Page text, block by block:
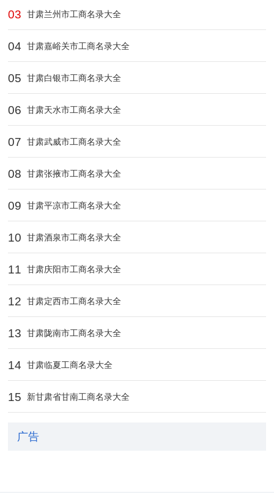
03 甘肃兰州市工商名录大全
04 甘肃嘉峪关市工商名录大全
05 甘肃白银市工商名录大全
06 甘肃天水市工商名录大全
07 甘肃武威市工商名录大全
08 甘肃张掖市工商名录大全
09 甘肃平凉市工商名录大全
10 甘肃酒泉市工商名录大全
11 甘肃庆阳市工商名录大全
12 甘肃定西市工商名录大全
13 甘肃陇南市工商名录大全
14 甘肃临夏工商名录大全
15 新甘肃省甘南工商名录大全
广告